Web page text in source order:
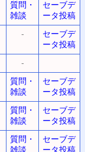
質問・
雑談
セーブデ
ータ投稿
-
セーブデ
ータ投稿
-
質問・
雑談
セーブデ
ータ投稿
質問・
雑談
セーブデ
ータ投稿
質問・
雑談
セーブデ
ータ投稿